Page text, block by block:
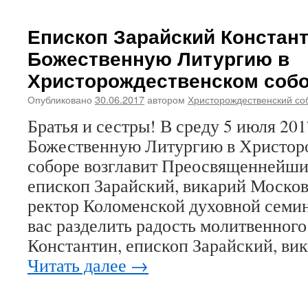
Епископ Зарайский
Божественную Литургию в
Христорождественском
Опубликовано 30.06.2017автором Христорождественский
Братья и сестры! В среду 5 июля
Божественную Литургию в
соборе возглавит
епископ Зарайский, викарий
ректор Коломенской духовной
вас разделить радость
Константин, епископ Зарайский,
Читать далее →